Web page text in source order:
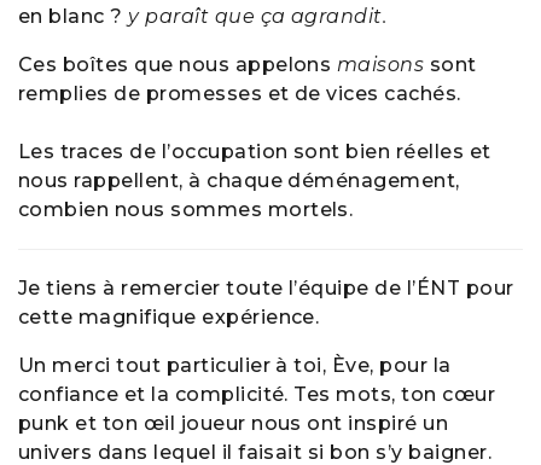
en blanc ? y paraît que ça agrandit.
Ces boîtes que nous appelons maisons sont
remplies de promesses et de vices cachés.
Les traces de l’occupation sont bien réelles et
nous rappellent, à chaque déménagement,
combien nous sommes mortels.
Je tiens à remercier toute l’équipe de l’ÉNT pour
cette magnifique expérience.
Un merci tout particulier à toi, Ève, pour la
confiance et la complicité. Tes mots, ton cœur
punk et ton œil joueur nous ont inspiré un
univers dans lequel il faisait si bon s’y baigner.